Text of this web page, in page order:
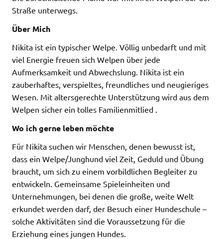
Straße unterwegs.
Über Mich
Nikita ist ein typischer Welpe. Völlig unbedarft und mit
viel Energie freuen sich Welpen über jede
Aufmerksamkeit und Abwechslung. Nikita ist ein
zauberhaftes, verspieltes, freundliches und neugieriges
Wesen. Mit altersgerechte Unterstützung wird aus dem
Welpen sicher ein tolles Familienmitlied .
Wo ich gerne leben möchte
Für Nikita suchen wir Menschen, denen bewusst ist,
dass ein Welpe/Junghund viel Zeit, Geduld und Übung
braucht, um sich zu einem vorbildlichen Begleiter zu
entwickeln. Gemeinsame Spieleinheiten und
Unternehmungen, bei denen die große, weite Welt
erkundet werden darf, der Besuch einer Hundeschule –
solche Aktivitäten sind die Voraussetzung für die
Erziehung eines jungen Hundes.